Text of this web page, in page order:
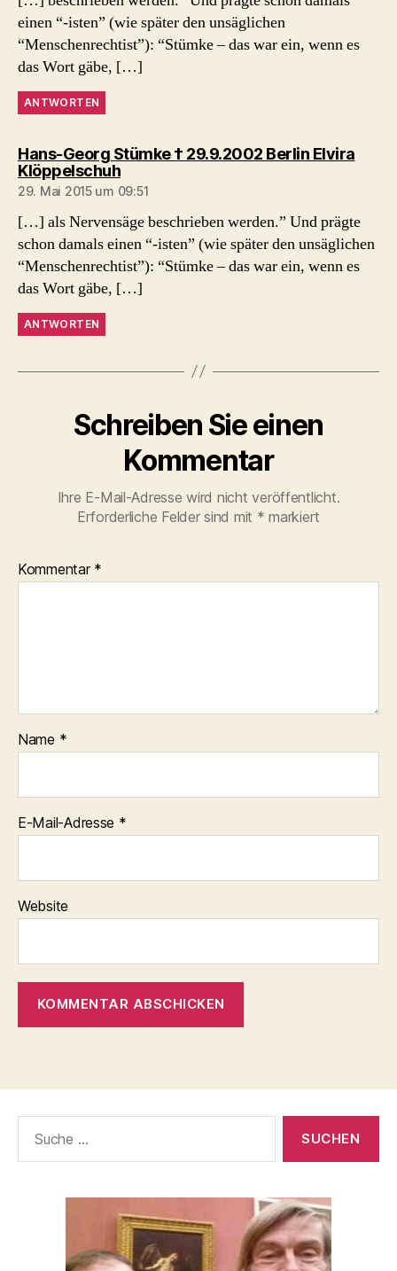
einen “-isten” (wie später den unsäglichen
“Menschenrechtist”): “Stümke – das war ein, wenn es
das Wort gäbe, […]
ANTWORTEN
Hans-Georg Stümke † 29.9.2002 Berlin Elvira
Klöppelschuhsagt:
29. Mai 2015 um 09:51
[…] als Nervensäge beschrieben werden.” Und prägte
schon damals einen “-isten” (wie später den unsäglichen
“Menschenrechtist”): “Stümke – das war ein, wenn es
das Wort gäbe, […]
ANTWORTEN
Schreiben Sie einen
Kommentar
Ihre E-Mail-Adresse wird nicht veröffentlicht.
Erforderliche Felder sind mit * markiert
Kommentar *
Name *
E-Mail-Adresse *
Website
nach: